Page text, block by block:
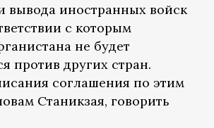
вывода иностранных войск
с которым
не будет
против других стран.
соглашения по этим
Станикзая, говорить